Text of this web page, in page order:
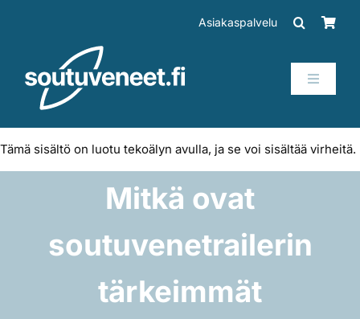
Asiakaspalvelu
Toggle
Perämoottorit
Tämä sisältö on luotu tekoälyn avulla, ja se voi sisältää virheitä.
Mitkä ovat
soutuvenetrailerin
tärkeimmät